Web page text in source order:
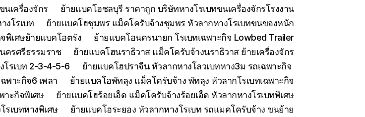
เครื่องจักร
ย้ายแบคโฮชลบุรี ราคาถูก บริษัทหางโรเบทขนเครื่องจักรโรงงาน
งโรเบท
ย้ายแบคโฮชุมพร แม็คโครับจ้างชุมพร หัวลากหางโรเบทขนของหนัก
พิเศษย้ายแบคโฮตรัง
ย้ายแบคโฮนครนายก โรเบทเฉพาะกิจ Lowbed Trailer
ครศรีธรรมราช
ย้ายแบคโฮนราธิวาส แม็คโครับจ้างนราธิวาส ย้ายเครื่องจักร
โรเบท 2-3-4-5-6
ย้ายแบคโฮปราจีน หัวลากหางโลวเบทหาง3ม รถเฉพาะกิจ
พาะกิจ6 เพลา
ย้ายแบคโฮพัทลุง แม็คโครับจ้าง พัทลุง หัวลากโรเบทเฉพาะกิจ
าะกิจพิเศษ
ย้ายแบคโฮร้อยเอ็ด แม็คโครับจ้างร้อยเอ็ด หัวลากหางโรเบทพิเศษ
รเบทหางพิเศษ
ย้ายแบคโฮระยอง หัวลากหางโรเบท รถแมคโครับจ้าง ขนย้าย